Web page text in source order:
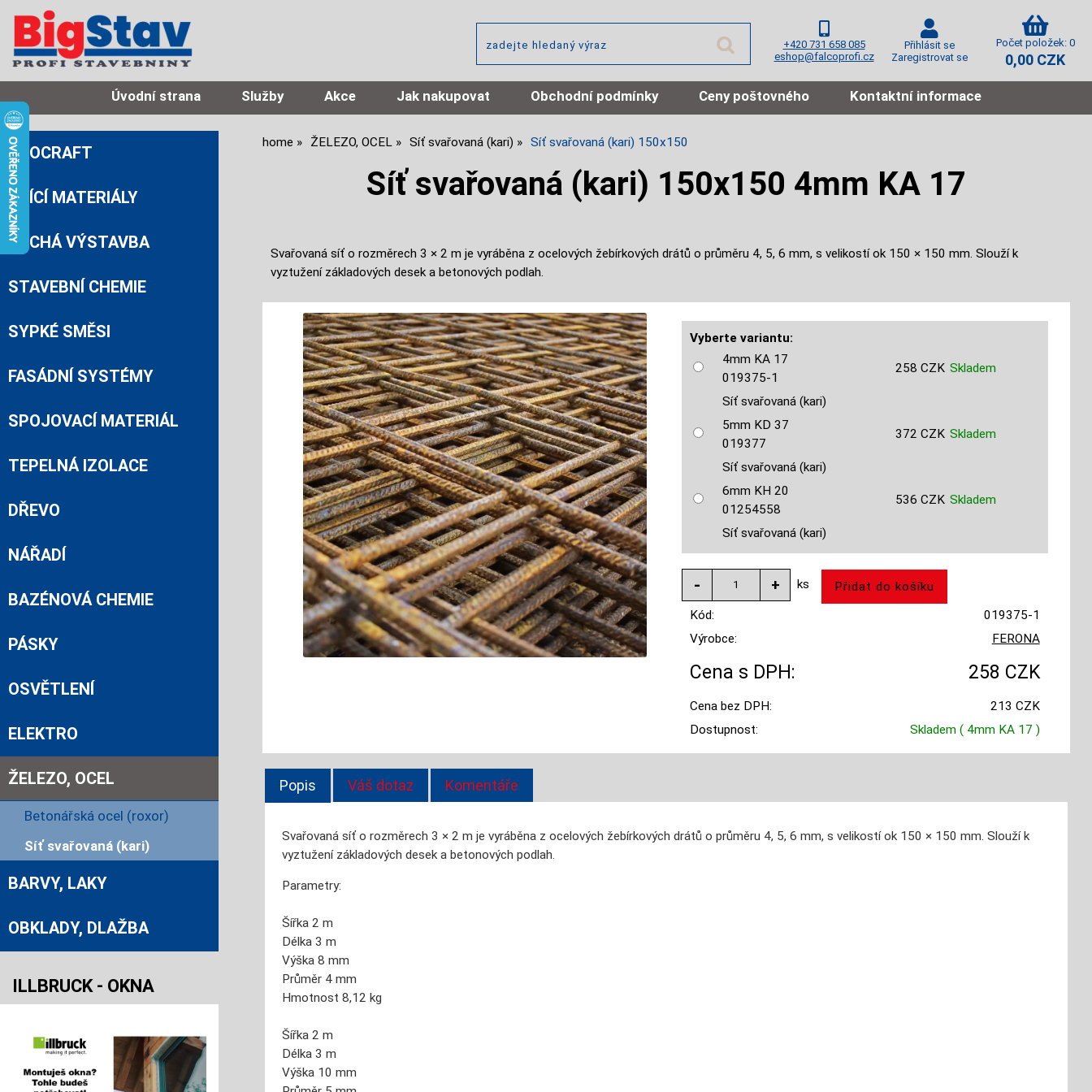
+420 731 658 085
eshop@falcoprofi.cz
Přihlásit se
Zaregistrovat se
Počet položek: 0
0,00 CZK
Úvodní strana Služby Akce Jak nakupovat Obchodní podmínky Ceny poštovného Kontaktní informace
home ŽELEZO, OCEL Síť svařovaná (kari) Síť svařovaná (kari) 150x150
Síť svařovaná (kari) 150x150 4mm KA 17
Svařovaná síť o rozměrech 3 × 2 m je vyráběna z ocelových žebírkových drátů o průměru 4, 5, 6 mm, s velikostí ok 150 × 150 mm. Slouží k
vyztužení základových desek a betonových podlah.
Vyberte variantu:
4mm KA 17
019375-1
258 CZK Skladem
Síť svařovaná (kari)
5mm KD 37
019377
372 CZK Skladem
Síť svařovaná (kari)
6mm KH 20
01254558
536 CZK Skladem
Síť svařovaná (kari)
ks
Kód:
019375-1
Výrobce:
FERONA
Cena s DPH: 258 CZK
Cena bez DPH:
213 CZK
Dostupnost:
Skladem ( 4mm KA 17 )
Popis Váš dotaz Komentáře
Svařovaná síť o rozměrech 3 × 2 m je vyráběna z ocelových žebírkových drátů o průměru 4, 5, 6 mm, s velikostí ok 150 × 150 mm. Slouží k
vyztužení základových desek a betonových podlah.
Parametry:
Šířka2 m
Délka 3m
Výška 8 mm
Průměr 4 mm
Hmotnost8,12 kg
Šířka 2 m
Délka 3 m
Výška 10 mm
PROCRAFT
ZDÍCÍ MATERIÁLY
SUCHÁ VÝSTAVBA
STAVEBNÍ CHEMIE
SYPKÉ SMĚSI
FASÁDNÍ SYSTÉMY
SPOJOVACÍ MATERIÁL
TEPELNÁ IZOLACE
DŘEVO
NÁŘADÍ
BAZÉNOVÁ CHEMIE
PÁSKY
OSVĚTLENÍ
ELEKTRO
ŽELEZO, OCEL
Betonářská ocel (roxor)
Síť svařovaná (kari)
BARVY, LAKY
OBKLADY, DLAŽBA
ILLBRUCK - OKNA